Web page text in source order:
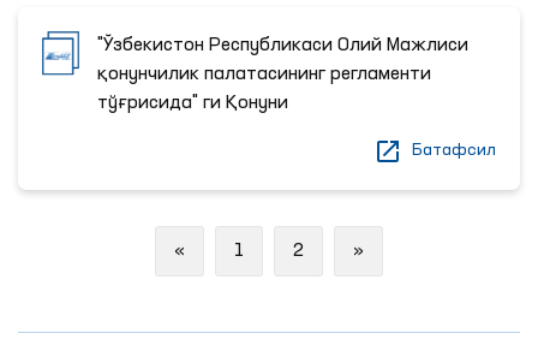
"Ўзбекистон Республикаси Олий Мажлиси
қонунчилик палатасининг регламенти
тўғрисида" ги Қонуни
Батафсил
« Previous
1 2 »